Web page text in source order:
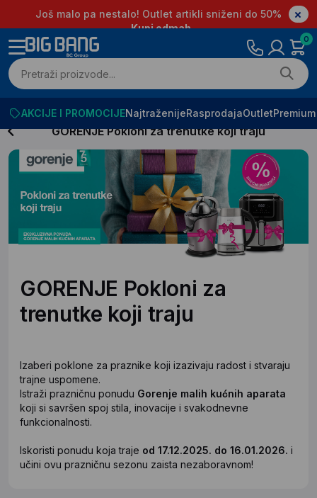
Još malo pa nestalo! Outlet artikli sniženi do 50%
Kupi odmah
0
AKCIJE I PROMOCIJENajtraženijeRasprodajaOutlet
GORENJE Pokloni za trenutke koji traju
GORENJE Pokloni za
trenutke koji traju
Izaberi poklone za praznike koji izazivaju radost i stvaraju
trajne uspomene.
Istraži prazničnu ponudu Gorenje malih kućnih aparata
koji si savršen spoj stila, inovacije i svakodnevne
funkcionalnosti.
Iskoristi ponudu koja traje od 17.12.2025. do 16.01.2026. i
učini ovu prazničnu sezonu zaista nezaboravnom!